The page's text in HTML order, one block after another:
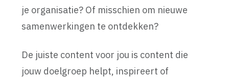
je organisatie? Of misschien om nieuwe
samenwerkingen te ontdekken?
De juiste content voor jou is content die
jouw doelgroep helpt, inspireert of